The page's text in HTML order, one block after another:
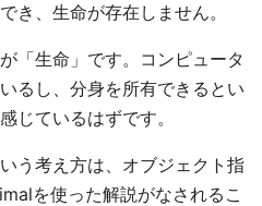
き、生命が存在しません。
「生命」です。コンピュータ
るし、分身を所有できるとい
じているはずです。
う考え方は、オブジェクト指
を使った解説がなされるこ